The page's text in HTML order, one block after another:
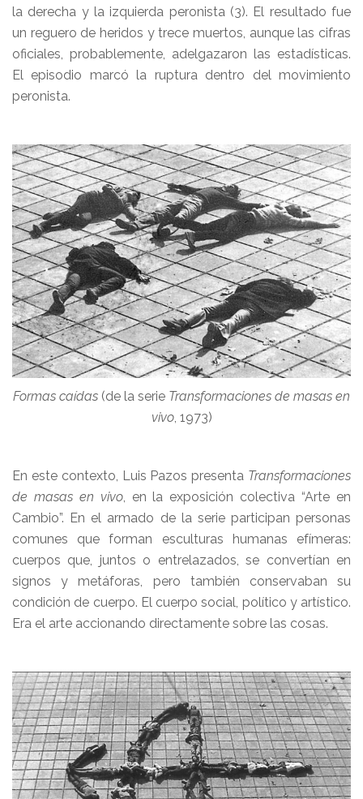
la derecha y la izquierda peronista (3). El resultado fue
un reguero de heridos y trece muertos, aunque las cifras
oficiales, probablemente, adelgazaron las estadísticas.
El episodio marcó la ruptura dentro del movimiento
peronista.
Formas caídas (de la serie Transformaciones de masas en
vivo, 1973)
En este contexto, Luis Pazos presenta Transformaciones
de masas en vivo, en la exposición colectiva “Arte en
Cambio”. En el armado de la serie participan personas
comunes que forman esculturas humanas efímeras:
cuerpos que, juntos o entrelazados, se convertían en
signos y metáforas, pero también conservaban su
condición de cuerpo. El cuerpo social, político y artístico.
Era el arte accionando directamente sobre las cosas.